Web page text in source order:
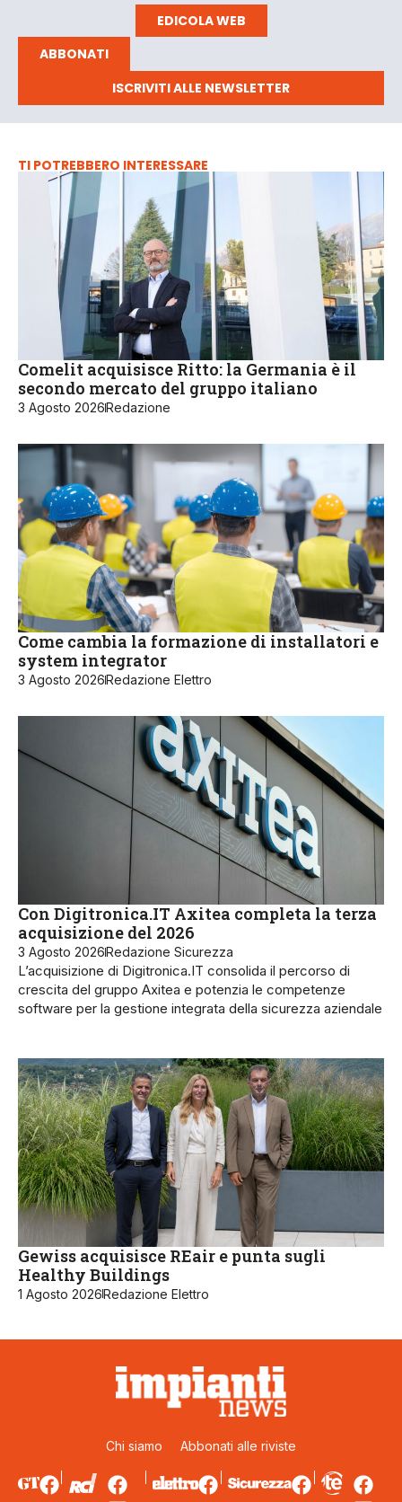
EDICOLA WEB
ABBONATI
ISCRIVITI ALLE NEWSLETTER
TI POTREBBERO INTERESSARE
Comelit acquisisce Ritto: la Germania è il
secondo mercato del gruppo italiano
3 Agosto 2026Redazione
Come cambia la formazione di installatori e
system integrator
3 Agosto 2026Redazione Elettro
Con Digitronica.IT Axitea completa la terza
acquisizione del 2026
3 Agosto 2026Redazione Sicurezza
L’acquisizione di Digitronica.IT consolida il percorso di
crescita del gruppo Axitea e potenzia le competenze
software per la gestione integrata della sicurezza aziendale
Gewiss acquisisce REair e punta sugli
Healthy Buildings
1 Agosto 2026Redazione Elettro
Chi siamo Abbonati alle riviste